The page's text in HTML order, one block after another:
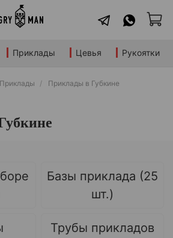
Приклады Цевья Рукоятки
Приклады Приклады в Губкине
Базы приклада (25
шт.)
Трубы прикладов